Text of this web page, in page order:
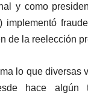
y como
implementó
de la reelección
lo que diversas
hace